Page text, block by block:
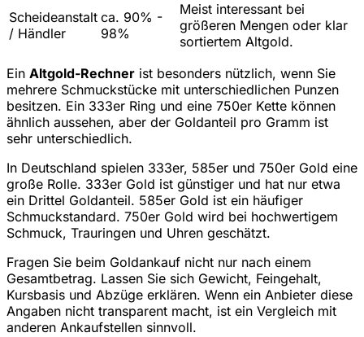
Scheideanstalt
/ Händler
ca. 90% -
98%
Meist interessant bei
größeren Mengen oder klar
sortiertem Altgold.
Ein Altgold-Rechner ist besonders nützlich, wenn Sie
mehrere Schmuckstücke mit unterschiedlichen Punzen
besitzen. Ein 333er Ring und eine 750er Kette können
ähnlich aussehen, aber der Goldanteil pro Gramm ist
sehr unterschiedlich.
In Deutschland spielen 333er, 585er und 750er Gold eine
große Rolle. 333er Gold ist günstiger und hat nur etwa
ein Drittel Goldanteil. 585er Gold ist ein häufiger
Schmuckstandard. 750er Gold wird bei hochwertigem
Schmuck, Trauringen und Uhren geschätzt.
Fragen Sie beim Goldankauf nicht nur nach einem
Gesamtbetrag. Lassen Sie sich Gewicht, Feingehalt,
Kursbasis und Abzüge erklären. Wenn ein Anbieter diese
Angaben nicht transparent macht, ist ein Vergleich mit
anderen Ankaufstellen sinnvoll.